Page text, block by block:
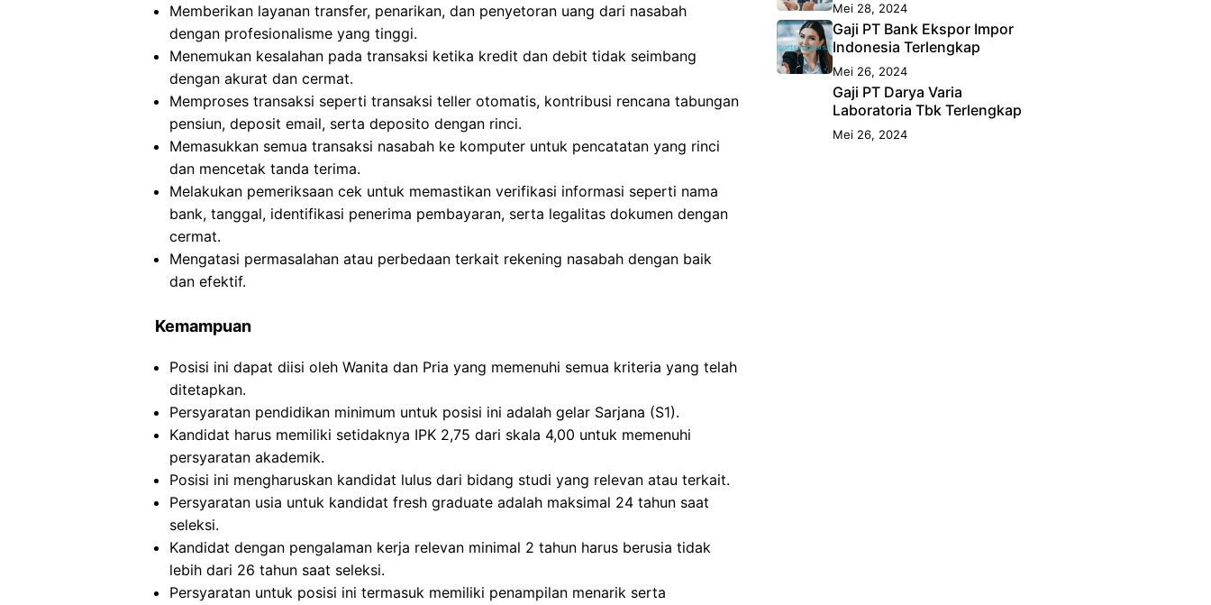
Memberikan layanan transfer, penarikan, dan penyetoran uang dari nasabah
dengan profesionalisme yang tinggi.
Menemukan kesalahan pada transaksi ketika kredit dan debit tidak seimbang
dengan akurat dan cermat.
Memproses transaksi seperti transaksi teller otomatis, kontribusi rencana tabungan
pensiun, deposit email, serta deposito dengan rinci.
Memasukkan semua transaksi nasabah ke komputer untuk pencatatan yang rinci
dan mencetak tanda terima.
Melakukan pemeriksaan cek untuk memastikan verifikasi informasi seperti nama
bank, tanggal, identifikasi penerima pembayaran, serta legalitas dokumen dengan
cermat.
Mengatasi permasalahan atau perbedaan terkait rekening nasabah dengan baik
dan efektif.
Kemampuan
Posisi ini dapat diisi oleh Wanita dan Pria yang memenuhi semua kriteria yang telah
ditetapkan.
Persyaratan pendidikan minimum untuk posisi ini adalah gelar Sarjana (S1).
Kandidat harus memiliki setidaknya IPK 2,75 dari skala 4,00 untuk memenuhi
persyaratan akademik.
Posisi ini mengharuskan kandidat lulus dari bidang studi yang relevan atau terkait.
Persyaratan usia untuk kandidat fresh graduate adalah maksimal 24 tahun saat
seleksi.
Kandidat dengan pengalaman kerja relevan minimal 2 tahun harus berusia tidak
lebih dari 26 tahun saat seleksi.
Persyaratan untuk posisi ini termasuk memiliki penampilan menarik serta
Mei 28, 2024
Gaji PT Bank Ekspor Impor
Indonesia Terlengkap
Mei 26, 2024
Gaji PT Darya Varia
Laboratoria Tbk Terlengkap
Mei 26, 2024